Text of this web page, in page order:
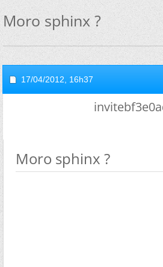
Moro sphinx ?
17/04/2012, 16h37
Moro sphinx ?